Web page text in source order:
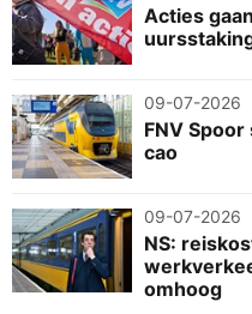
Acties
09-07-2026
FNV
cao
09-07-2026
NS:
omhoog